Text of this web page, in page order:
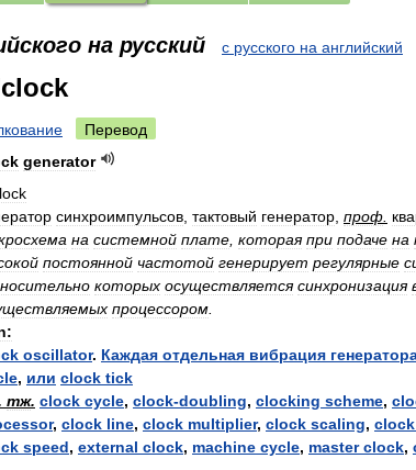
на русский с русского на английский
Перевод
generator
синхроимпульсов тактовый генератор проф
на системной плате которая при подаче на
постоянной частотой генерирует регулярные
которых осуществляется синхронизация
процессором
oscillator. Каждая отдельная вибрация
, или clock tick
тж. clock cycle, clock-doubling, clocking scheme,
, clock line, clock multiplier, clock scaling, clock
speed, external clock, machine cycle, master clock,